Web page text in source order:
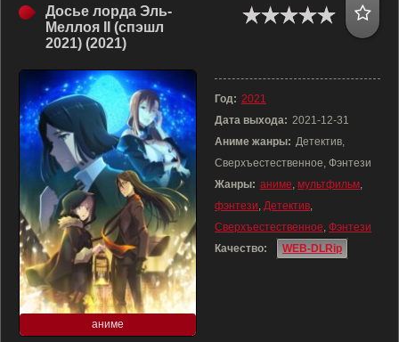
Досье лорда Эль-
Меллоя II (спэшл
2021) (2021)
аниме
Год: 2021
Дата выхода: 2021-12-31
Аниме жанры: Детектив,
Сверхъестественное, Фэнтези
Жанры: аниме, мультфильм,
фэнтези, Детектив,
Сверхъестественное, Фэнтези
Качество:
WEB-DLRip